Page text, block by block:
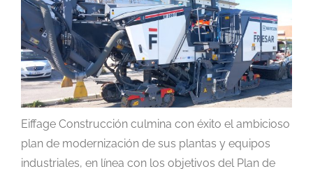
Eiffage Construcción culmina con éxito el ambicioso
plan de modernización de sus plantas y equipos
industriales, en línea con los objetivos del Plan de